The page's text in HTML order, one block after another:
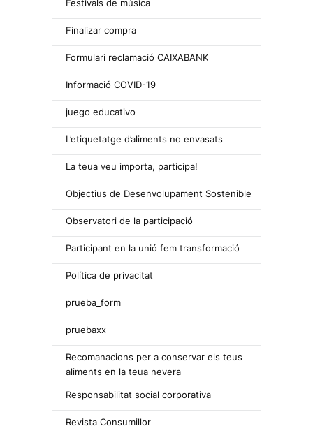
Festivals de música
Finalizar compra
Formulari reclamació CAIXABANK
Informació COVID-19
juego educativo
L’etiquetatge d’aliments no envasats
La teua veu importa, participa!
Objectius de Desenvolupament Sostenible
Observatori de la participació
Participant en la unió fem transformació
Política de privacitat
prueba_form
pruebaxx
Recomanacions per a conservar els teus
aliments en la teua nevera
Responsabilitat social corporativa
Revista Consumillor